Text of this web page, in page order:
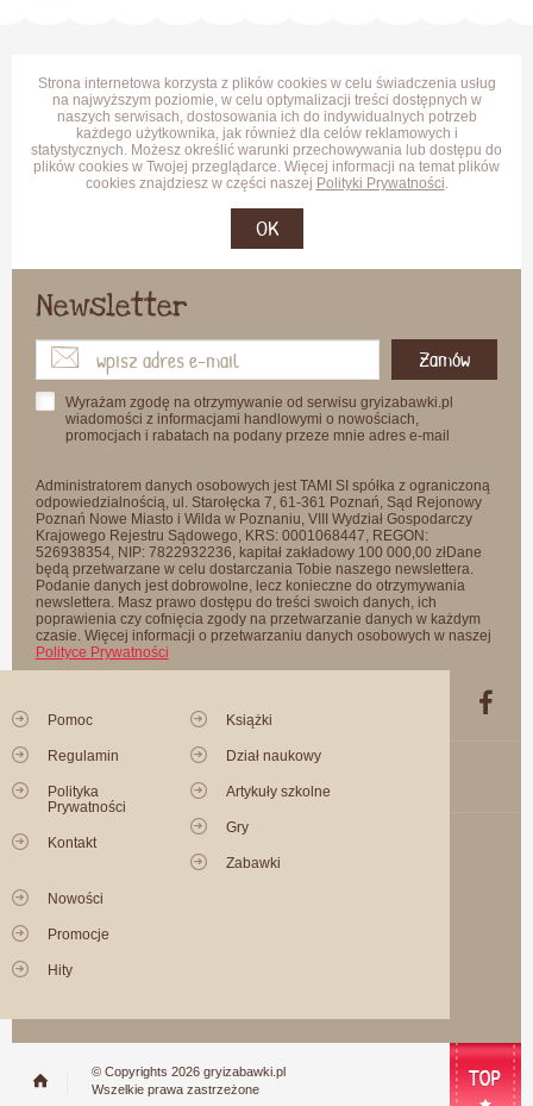
Strona internetowa korzysta z plików cookies w celu świadczenia usług
na najwyższym poziomie, w celu optymalizacji treści dostępnych w
naszych serwisach, dostosowania ich do indywidualnych potrzeb
każdego użytkownika, jak również dla celów reklamowych i
statystycznych. Możesz określić warunki przechowywania lub dostępu do
plików cookies w Twojej przeglądarce. Więcej informacji na temat plików
cookies znajdziesz w części naszej Polityki Prywatności.
OK
Newsletter
Zamów
Wyrażam zgodę na otrzymywanie od serwisu gryizabawki.pl
wiadomości z informacjami handlowymi o nowościach,
promocjach i rabatach na podany przeze mnie adres e-mail
Administratorem danych osobowych jest TAMI SI spółka z ograniczoną
odpowiedzialnością, ul. Starołęcka 7, 61-361 Poznań, Sąd Rejonowy
Poznań Nowe Miasto i Wilda w Poznaniu, VIII Wydział Gospodarczy
Krajowego Rejestru Sądowego, KRS: 0001068447, REGON:
526938354, NIP: 7822932236, kapitał zakładowy 100 000,00 złDane
będą przetwarzane w celu dostarczania Tobie naszego newslettera.
Podanie danych jest dobrowolne, lecz konieczne do otrzymywania
newslettera. Masz prawo dostępu do treści swoich danych, ich
poprawienia czy cofnięcia zgody na przetwarzanie danych w każdym
czasie. Więcej informacji o przetwarzaniu danych osobowych w naszej
Polityce Prywatności
Pomoc
Regulamin
Polityka
Prywatności
Kontakt
Książki
Dział naukowy
Artykuły szkolne
Gry
Zabawki
Nowości
Promocje
Hity
© Copyrights 2026 gryizabawki.pl
Wszelkie prawa zastrzeżone